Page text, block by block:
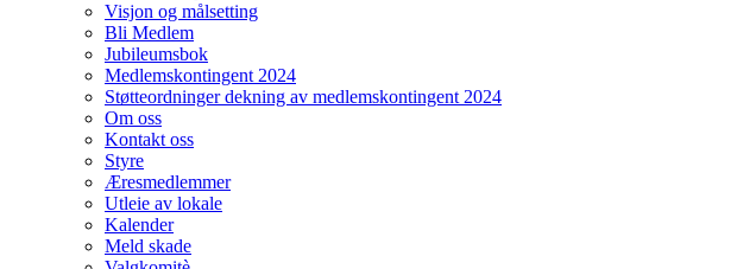
Visjon og målsetting
Bli Medlem
Jubileumsbok
Medlemskontingent 2024
Støtteordninger dekning av medlemskontingent 2024
Om oss
Kontakt oss
Styre
Æresmedlemmer
Utleie av lokale
Kalender
Meld skade